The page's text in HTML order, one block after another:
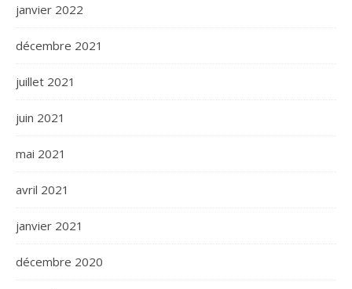
janvier 2022
décembre 2021
juillet 2021
juin 2021
mai 2021
avril 2021
janvier 2021
décembre 2020